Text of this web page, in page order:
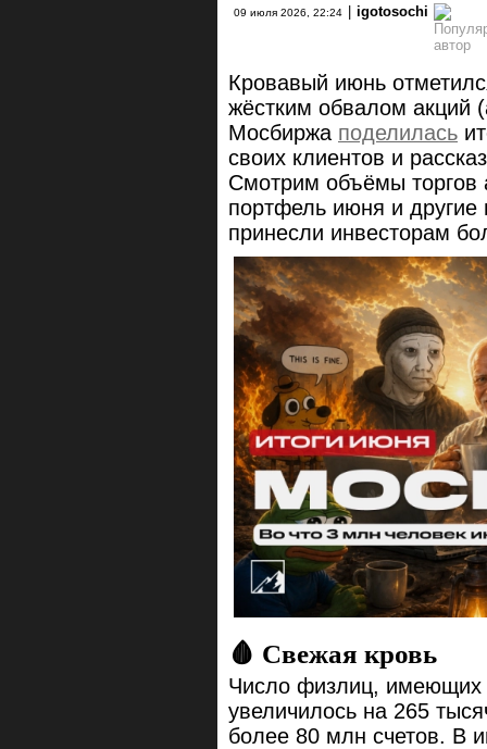
09 июля 2026, 22:24 igotosochi
Кровавый июнь
жёстким обвалом акций
Мосбиржа поделилась
своих клиентов и
Смотрим объёмы торгов
портфель июня и
принесли инвесторам
🩸 Свежая кровь
Число физлиц, имеющих
увеличилось на 265
более 80 млн счетов. В